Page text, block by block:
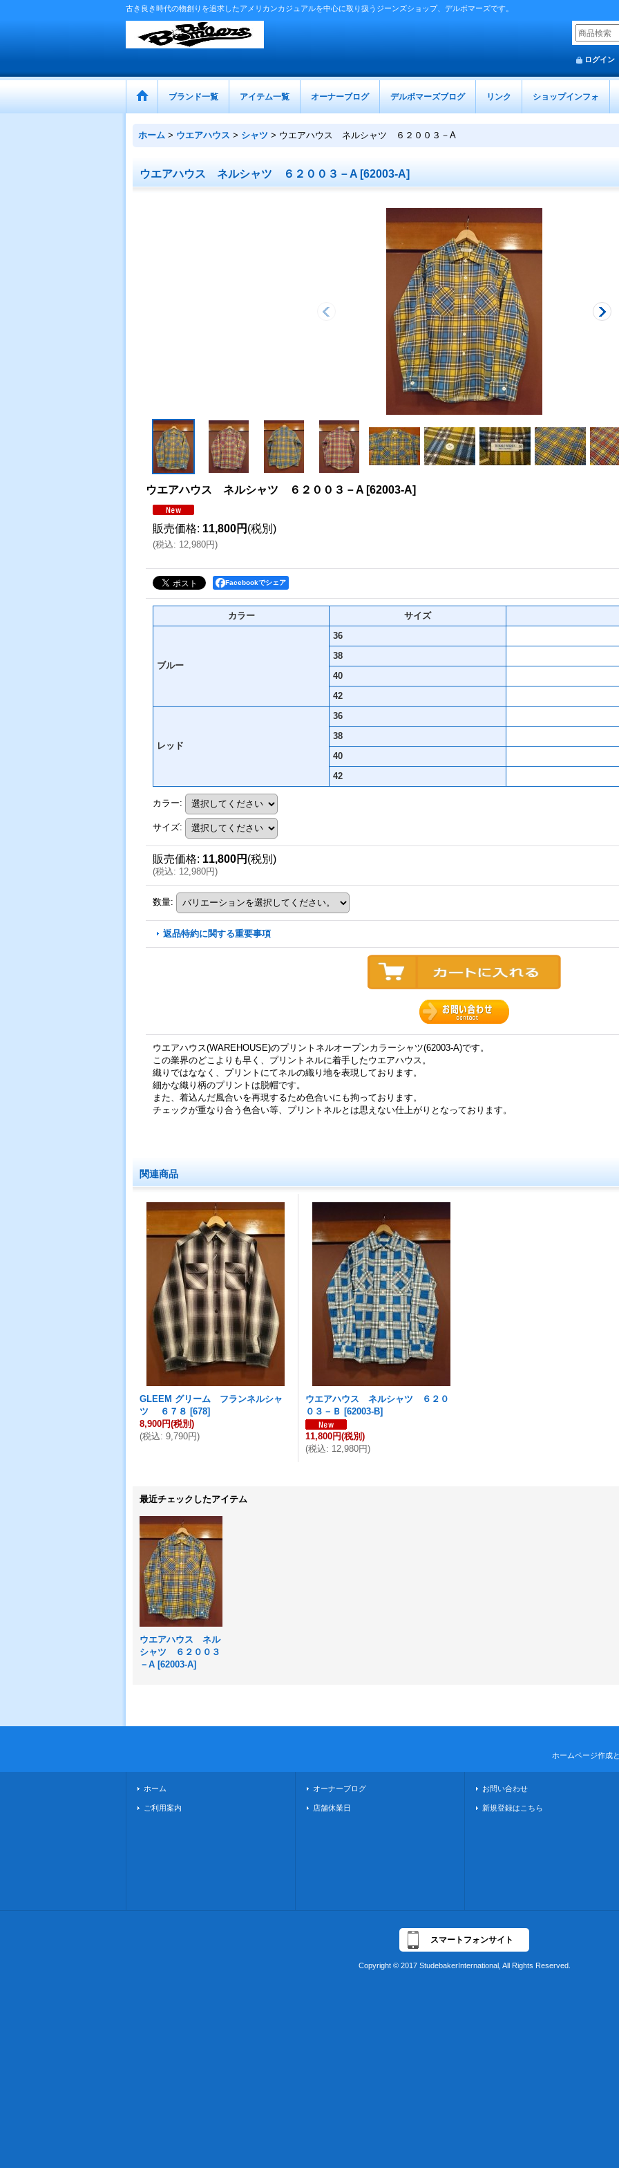
古き良き時代の物創りを追求したアメリカンカジュアルを中心に取り扱うジーンズショップ、デルボマーズです。
ログイン
ブランド一覧 アイテム一覧 オーナーブログ デルボマーズブログ リンク ショップインフォ
ホーム > ウエアハウス > シャツ > ウエアハウス ネルシャツ ６２００３－A
ウエアハウス ネルシャツ ６２００３－A [62003-A]
ウエアハウス ネルシャツ ６２００３－A [62003-A]
販売価格: 11,800円 (税別)
(税込: 12,980円)
Facebookでシェア
カラー サイズ
ブルー
36
38
40
42
レッド
36
38
40
42
カラー:
サイズ:
販売価格: 11,800円 (税別)
(税込: 12,980円)
数量:
返品特約に関する重要事項
ウエアハウス(WAREHOUSE)のプリントネルオープンカラーシャツ(62003-A)です。
この業界のどこよりも早く、プリントネルに着手したウエアハウス。
織りではななく、プリントにてネルの織り地を表現しております。
細かな織り柄のプリントは脱帽です。
また、着込んだ風合いを再現するため色合いにも拘っております。
チェックが重なり合う色合い等、プリントネルとは思えない仕上がりとなっております。
関連商品
GLEEM グリーム フランネルシャ
ツ ６７８ [678]
8,900円(税別)
(税込: 9,790円)
ウエアハウス ネルシャツ ６２０
０３－Ｂ [62003-B]
11,800円(税別)
(税込: 12,980円)
最近チェックしたアイテム
ウエアハウス ネル
シャツ ６２００３
－A [62003-A]
ホームページ作成
ホーム
ご利用案内
オーナーブログ
店舗休業日
お問い合わせ
新規登録はこちら
スマートフォンサイト
Copyright © 2017 StudebakerInternational, All Rights Reserved.